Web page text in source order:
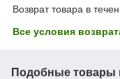
Возврат товара в
Все условия
Подобные товары